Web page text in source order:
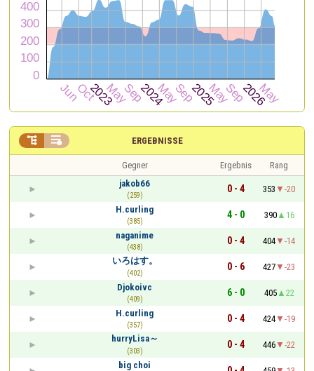
ERGEBNISSE
 
Gegner Ergebnis
Rang
jakob66
(259)
0 - 4 353
-20
H.curling
(385)
4 - 0 390
16
naganime
(438)
0 - 4 404
-14
いろはす。
(402)
0 - 6 427
-23
Djokoivc
(409)
6 - 0 405
22
H.curling
(357)
0 - 4 424
-19
hurryLisa～
(303)
0 - 4 446
-22
big choi